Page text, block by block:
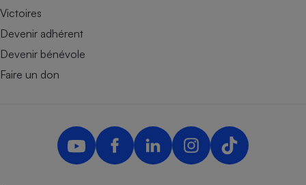
Victoires
Devenir adhérent
Devenir bénévole
Faire un don